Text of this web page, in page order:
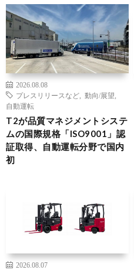
2026.08.08
プレスリリースなど
動向/展望
自動運転
T2が品質マネジメントシステ
ムの国際規格「ISO9001」認
証取得、自動運転分野で国内
初
2026.08.07